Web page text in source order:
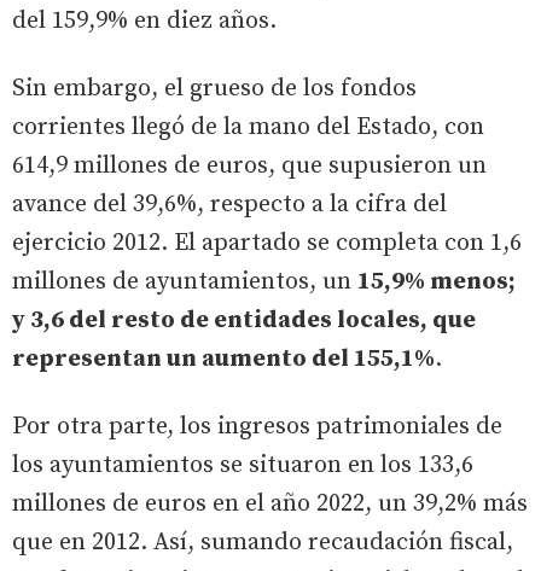
del 159,9% en diez años.
Sin embargo, el grueso de los fondos
corrientes llegó de la mano del Estado, con
614,9 millones de euros, que supusieron un
avance del 39,6%, respecto a la cifra del
ejercicio 2012. El apartado se completa con 1,6
millones de ayuntamientos, un 15,9% menos;
y 3,6 del resto de entidades locales, que
representan un aumento del 155,1%.
Por otra parte, los ingresos patrimoniales de
los ayuntamientos se situaron en los 133,6
millones de euros en el año 2022, un 39,2% más
que en 2012. Así, sumando recaudación fiscal,